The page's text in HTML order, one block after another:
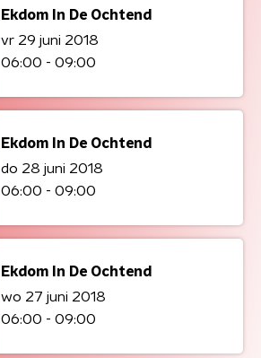
Ekdom In De Ochtend
vr 29 juni 2018
06:00 - 09:00
Ekdom In De Ochtend
do 28 juni 2018
06:00 - 09:00
Ekdom In De Ochtend
wo 27 juni 2018
06:00 - 09:00